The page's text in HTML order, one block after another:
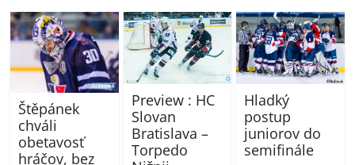
Štěpánek
chváli
obetavosť
hráčov, bez
Preview : HC
Slovan
Bratislava –
Torpedo
Hladký
postup
juniorov do
semifinále